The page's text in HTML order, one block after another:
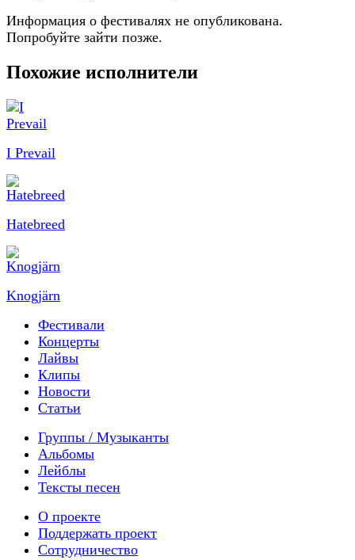
Информация о фестивалях не опубликована.
Попробуйте зайти позже.
Похожие исполнители
I Prevail
Hatebreed
Knogjärn
Фестивали
Концерты
Лайвы
Клипы
Новости
Статьи
Группы / Музыканты
Альбомы
Лейблы
Тексты песен
О проекте
Поддержать проект
Сотрудничество